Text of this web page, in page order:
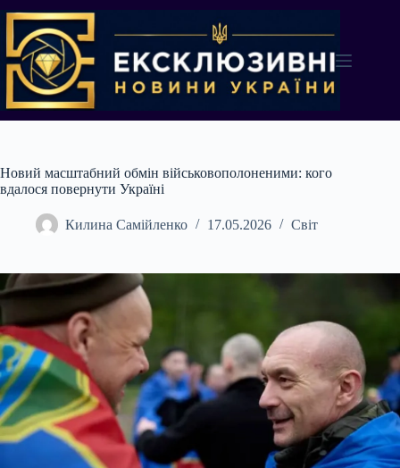
до
вмісту
Новий масштабний обмін військовополоненими: кого
вдалося повернути Україні
Килина Самійленко 17.05.2026 Світ